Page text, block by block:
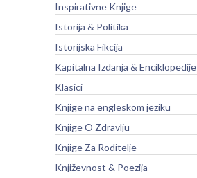
Inspirativne Knjige
Istorija & Politika
Istorijska Fikcija
Kapitalna Izdanja & Enciklopedije
Klasici
Knjige na engleskom jeziku
Knjige O Zdravlju
Knjige Za Roditelje
Književnost & Poezija